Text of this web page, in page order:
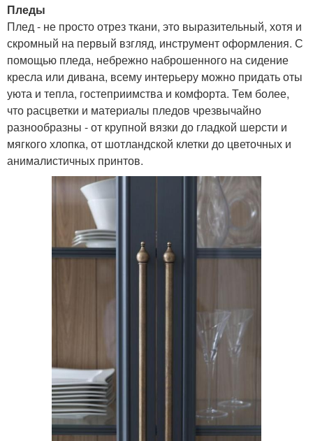
Пледы
Плед - не просто отрез ткани, это выразительный, хотя и
скромный на первый взгляд, инструмент оформления. С
помощью пледа, небрежно наброшенного на сидение
кресла или дивана, всему интерьеру можно придать оты
уюта и тепла, гостеприимства и комфорта. Тем более,
что расцветки и материалы пледов чрезвычайно
разнообразны - от крупной вязки до гладкой шерсти и
мягкого хлопка, от шотландской клетки до цветочных и
анималистичных принтов.